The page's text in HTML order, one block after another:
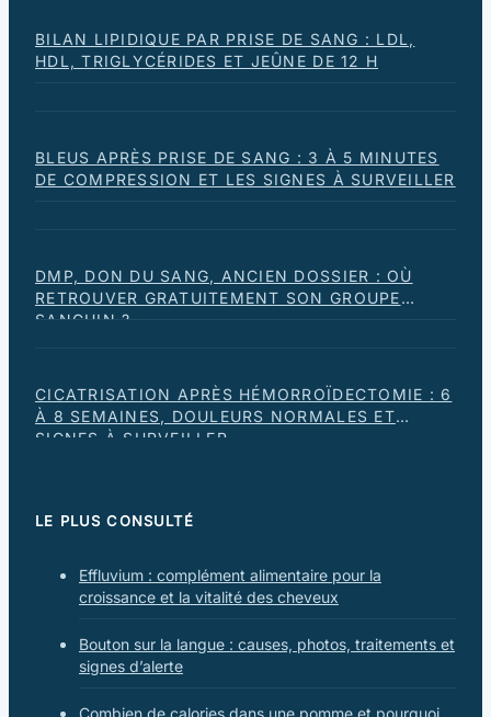
BILAN LIPIDIQUE PAR PRISE DE SANG : LDL,
HDL, TRIGLYCÉRIDES ET JEÛNE DE 12 H
BLEUS APRÈS PRISE DE SANG : 3 À 5 MINUTES
DE COMPRESSION ET LES SIGNES À SURVEILLER
DMP, DON DU SANG, ANCIEN DOSSIER : OÙ
RETROUVER GRATUITEMENT SON GROUPE
SANGUIN ?
CICATRISATION APRÈS HÉMORROÏDECTOMIE : 6
À 8 SEMAINES, DOULEURS NORMALES ET
SIGNES À SURVEILLER
LE PLUS CONSULTÉ
Effluvium : complément alimentaire pour la
croissance et la vitalité des cheveux
Bouton sur la langue : causes, photos, traitements et
signes d’alerte
Combien de calories dans une pomme et pourquoi